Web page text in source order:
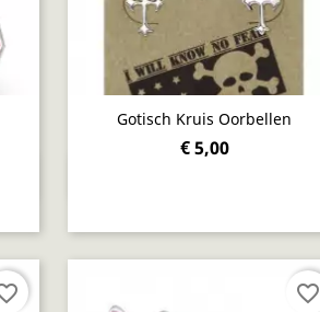
Gotisch Kruis Oorbellen
€ 5,00
favorite_border